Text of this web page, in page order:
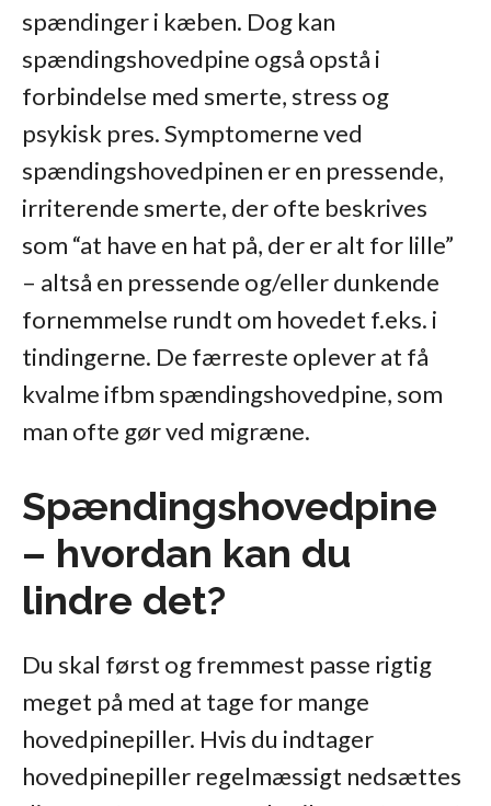
spændinger i kæben. Dog kan
spændingshovedpine også opstå i
forbindelse med smerte, stress og
psykisk pres. Symptomerne ved
spændingshovedpinen er en pressende,
irriterende smerte, der ofte beskrives
som “at have en hat på, der er alt for lille”
– altså en pressende og/eller dunkende
fornemmelse rundt om hovedet f.eks. i
tindingerne. De færreste oplever at få
kvalme ifbm spændingshovedpine, som
man ofte gør ved migræne.
Spændingshovedpine
– hvordan kan du
lindre det?
Du skal først og fremmest passe rigtig
meget på med at tage for mange
hovedpinepiller. Hvis du indtager
hovedpinepiller regelmæssigt nedsættes